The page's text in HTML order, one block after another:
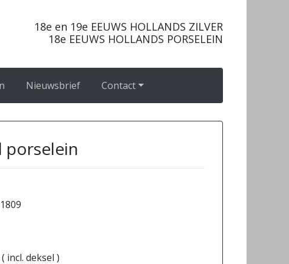
18e en 19e EEUWS HOLLANDS ZILVER
18e EEUWS HOLLANDS PORSELEIN
Nieuwsbrief Contact
porselein
incl. deksel )